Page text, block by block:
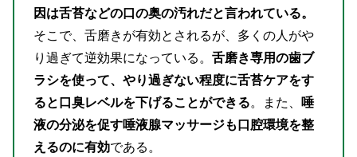
因は舌苔などの口の奥の汚れだと言われている。
そこで、舌磨きが有効とされるが、多くの人がや
り過ぎて逆効果になっている。 舌磨き専用の歯ブ
ラシを使って、やり過ぎない程度に舌苔ケアをす
ると口臭レベルを下げることができる。また、
唾
液の分泌を促す唾液腺マッサージも口腔環境を整
えるのに有効である。